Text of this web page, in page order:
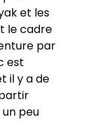
et les
le cadre
par
est
il y a de
peu